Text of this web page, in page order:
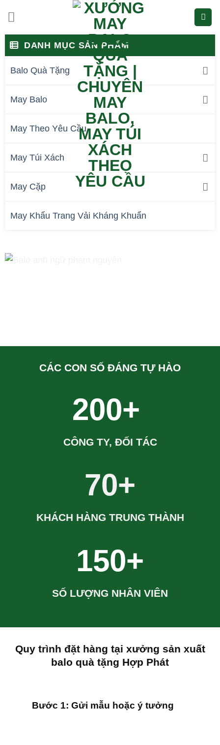
qua
nội
dung DANH MỤC SẢN PHẨM
Balo Quà Tặng
May Balo
May Theo Yêu Cầu
May Túi Xách
May Cặp
May Khẩu Trang Vải Kháng Khuẩn
CÁC CON SỐ ĐÁNG TỰ HÀO
200+
CÔNG TY, ĐỐI TÁC
70+
KHÁCH HÀNG TRUNG THÀNH
150+
SỐ LƯỢNG NHÂN VIÊN
Quy trình đặt hàng tại xưởng sản xuất
balo quà tặng Hợp Phát
Bước 1: Gửi mẫu hoặc ý tưởng